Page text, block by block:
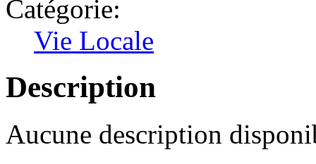
Catégorie:
Vie Locale
Description
Aucune description